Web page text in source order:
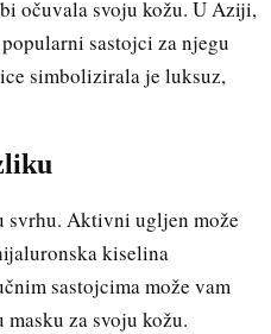
očuvala svoju kožu. U Aziji,
sastojci za njegu
simbolizirala je luksuz,
svrhu. Aktivni ugljen može
kiselina
sastojcima može vam
masku za svoju kožu.